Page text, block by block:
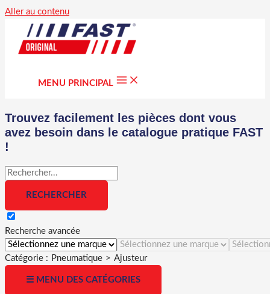
Aller au contenu
MENU PRINCIPAL
Trouvez facilement les pièces dont vous
avez besoin dans le catalogue pratique FAST
!
Recherche avancée
Catégorie : Pneumatique > Ajusteur
☰ MENU DES CATÉGORIES